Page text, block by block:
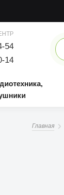
54
14
Главная